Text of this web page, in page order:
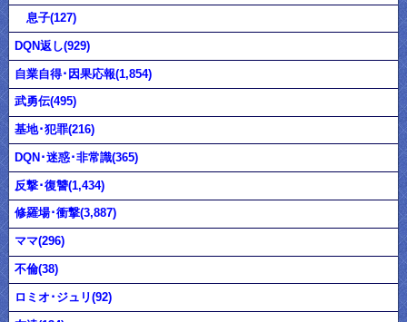
息子(127)
DQN返し(929)
自業自得･因果応報(1,854)
武勇伝(495)
基地･犯罪(216)
DQN･迷惑･非常識(365)
反撃･復讐(1,434)
修羅場･衝撃(3,887)
ママ(296)
不倫(38)
ロミオ･ジュリ(92)